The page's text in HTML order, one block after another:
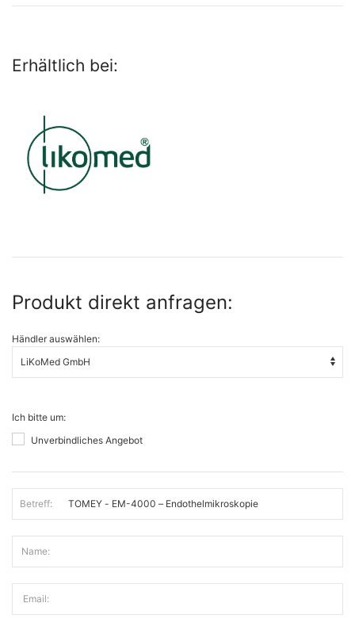
Erhältlich bei:
Produkt direkt anfragen:
Händler auswählen:
Ich bitte um:
Unverbindliches Angebot
Betreff:
Name:
Email: